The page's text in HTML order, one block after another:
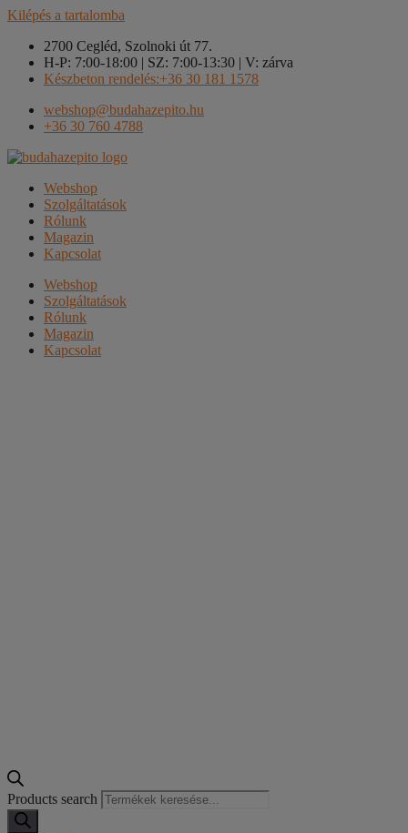
Kilépés a tartalomba
2700 Cegléd, Szolnoki út 77.
H-P: 7:00-18:00 | SZ: 7:00-13:30 | V: zárva
Készbeton rendelés:+36 30 181 1578
webshop@budahazepito.hu
+36 30 760 4788
Webshop
Szolgáltatások
Rólunk
Magazin
Kapcsolat
Webshop
Szolgáltatások
Rólunk
Magazin
Kapcsolat
Products search